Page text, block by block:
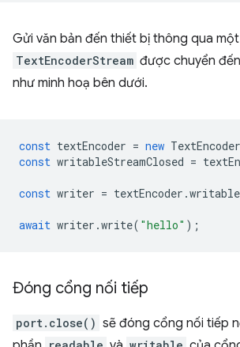
Gửi văn bản đến thiết bị thông qua một
TextEncoderStream được chuyển đến
như minh hoạ bên dưới.
const textEncoder = new
const writableStreamClosed =
const writer = textEncoder .writable
await writer .write( "hello" );
Đóng cổng nối tiếp
port.close() sẽ đóng cổng nối tiếp